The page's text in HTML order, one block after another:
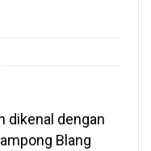
dikenal dengan
Blang